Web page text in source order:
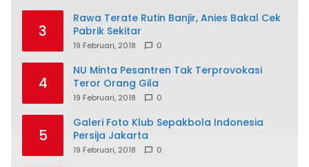
3
Rawa Terate Rutin Banjir, Anies Bakal Cek
Pabrik Sekitar
19 Februari, 2018 0
4
NU Minta Pesantren Tak Terprovokasi
Teror Orang Gila
19 Februari, 2018 0
5
Galeri Foto Klub Sepakbola Indonesia
Persija Jakarta
19 Februari, 2018 0